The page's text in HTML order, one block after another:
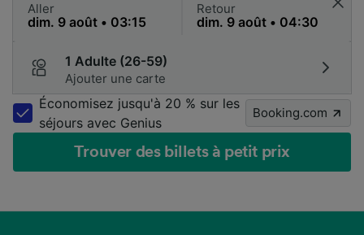
Aller Retour
1 Adulte (26-59)
Ajouter une carte
Économisez jusqu'à 20 % sur les
séjours avec Genius
Booking.com
Trouver des billets à petit prix